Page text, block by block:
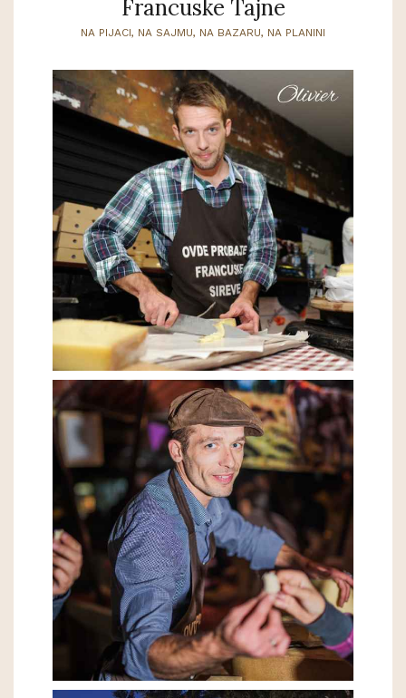
Francuske Tajne
NA PIJACI, NA SAJMU, NA BAZARU, NA PLANINI